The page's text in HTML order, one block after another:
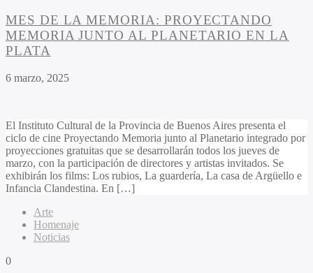
MES DE LA MEMORIA: PROYECTANDO
MEMORIA JUNTO AL PLANETARIO EN LA
PLATA
6 marzo, 2025
El Instituto Cultural de la Provincia de Buenos Aires presenta el
ciclo de cine Proyectando Memoria junto al Planetario integrado por
proyecciones gratuitas que se desarrollarán todos los jueves de
marzo, con la participación de directores y artistas invitados. Se
exhibirán los films: Los rubios, La guardería, La casa de Argüello e
Infancia Clandestina. En […]
Arte
Homenaje
Noticias
0